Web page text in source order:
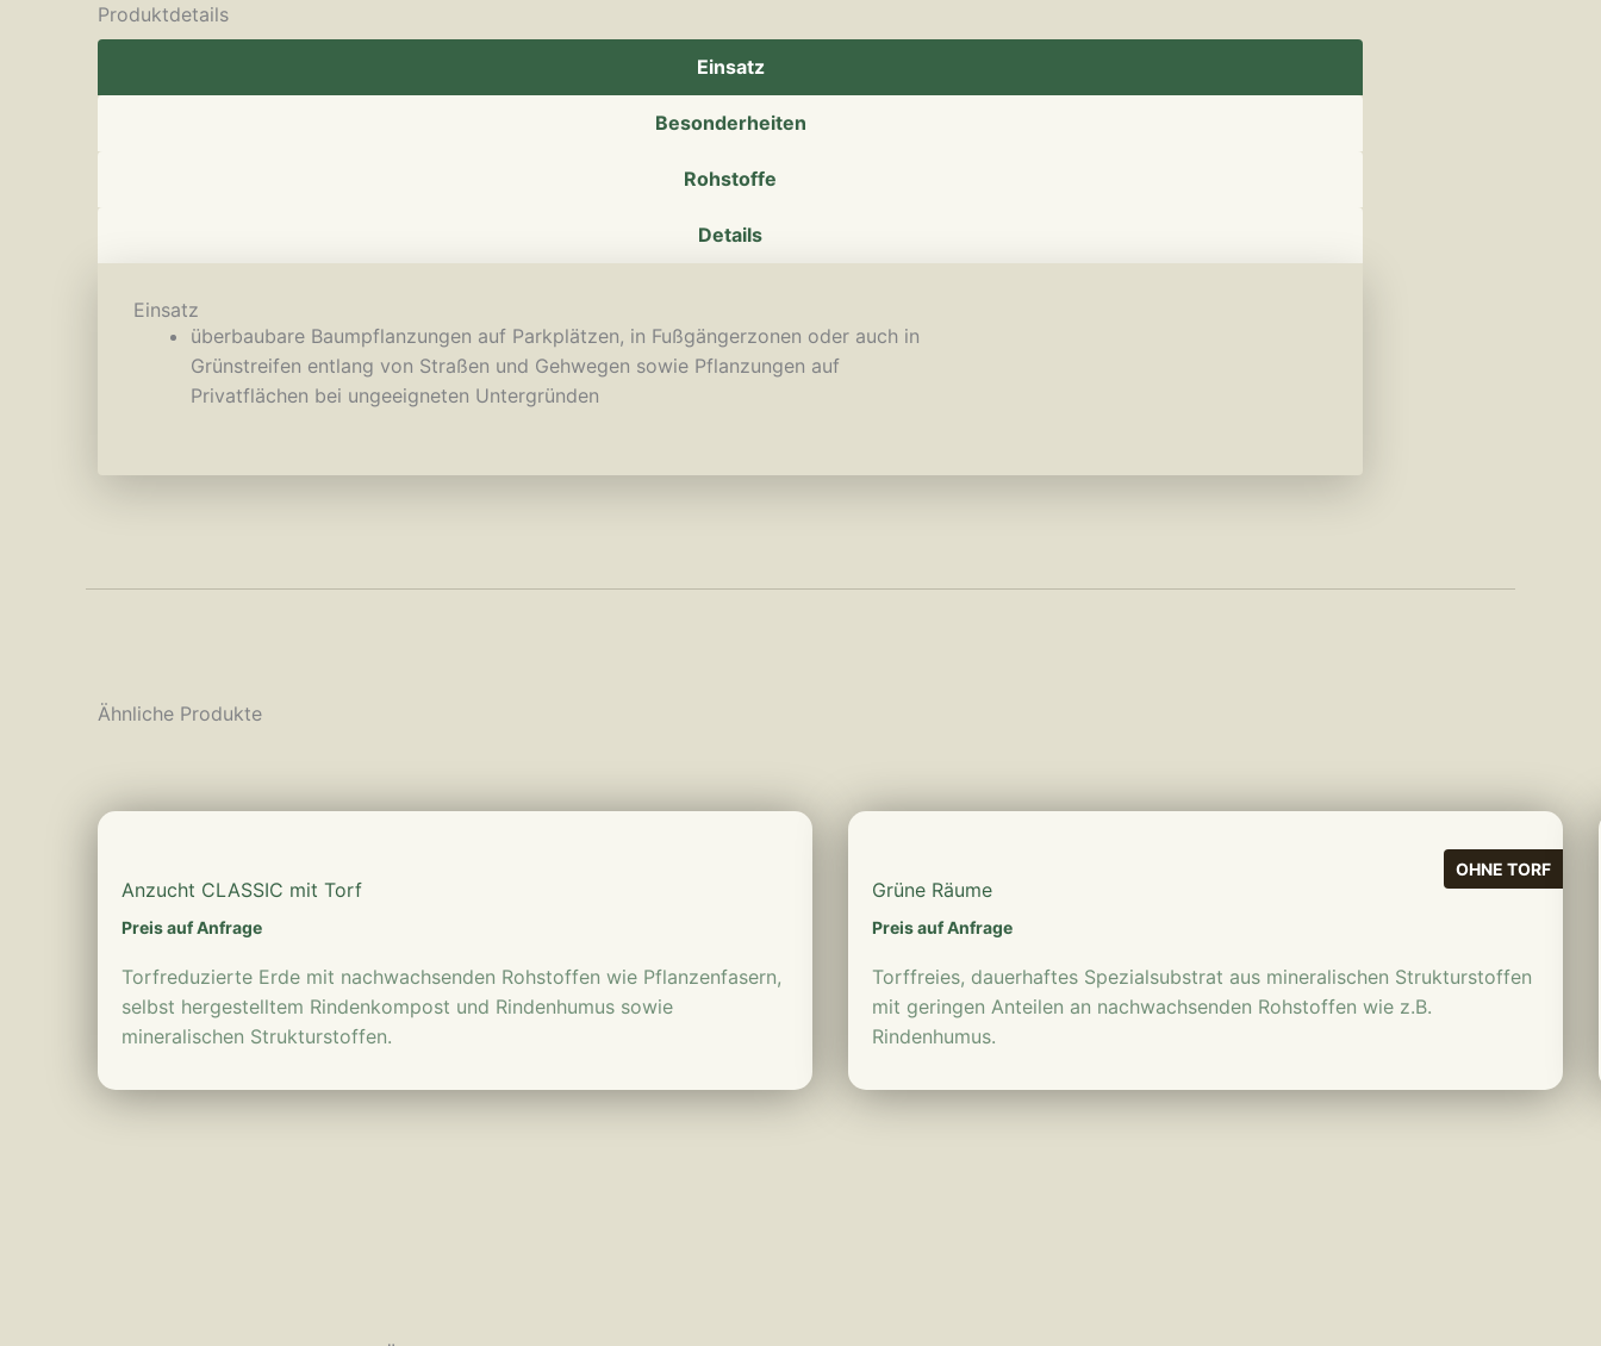
Produktdetails
Einsatz
Besonderheiten
Rohstoffe
Details
Einsatz
überbaubare Baumpflanzungen auf Parkplätzen, in Fußgängerzonen oder auch in
Grünstreifen entlang von Straßen und Gehwegen sowie Pflanzungen auf
Privatflächen bei ungeeigneten Untergründen
Ähnliche Produkte
Anzucht CLASSIC mit Torf
Preis auf Anfrage
Torfreduzierte Erde mit nachwachsenden Rohstoffen wie Pflanzenfasern,
selbst hergestelltem Rindenkompost und Rindenhumus sowie
mineralischen Strukturstoffen.
OHNE TORF
Grüne Räume
Preis auf Anfrage
Torffreies, dauerhaftes Spezialsubstrat aus mineralischen Strukturstoffen
mit geringen Anteilen an nachwachsenden Rohstoffen wie z.B.
Rindenhumus.